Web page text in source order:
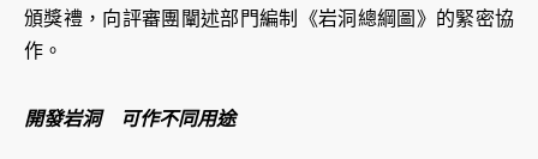
頒獎禮，向評審團闡述部門編制《岩洞總綱圖》的緊密協
作。
開發岩洞 可作不同用途